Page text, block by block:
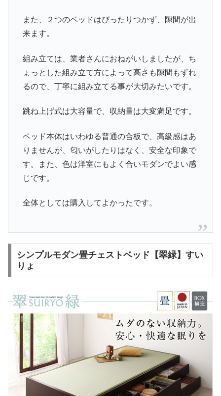
また、２つのベッドはぴったりつかず、隙間が出
来ます。
組み立ては、業者さんにおねがいしましたが、ち
ょっとした組み立て方によって高さも隙間もずれ
るので、丁寧に組み立てる事が大切みたいです。
跳ね上げ式は大容量で、収納量は大変満足です。
ベッド本体はいわゆる普通の合板で、高級感はあ
りませんが、匂いがしたりはなく、安全な印象で
す。また、色は洋室にもよく合いモダンでよい感
じです。
全体としては購入してよかったです。
シンプルモダン畳チェストベッド【翠緑】すい
りょ